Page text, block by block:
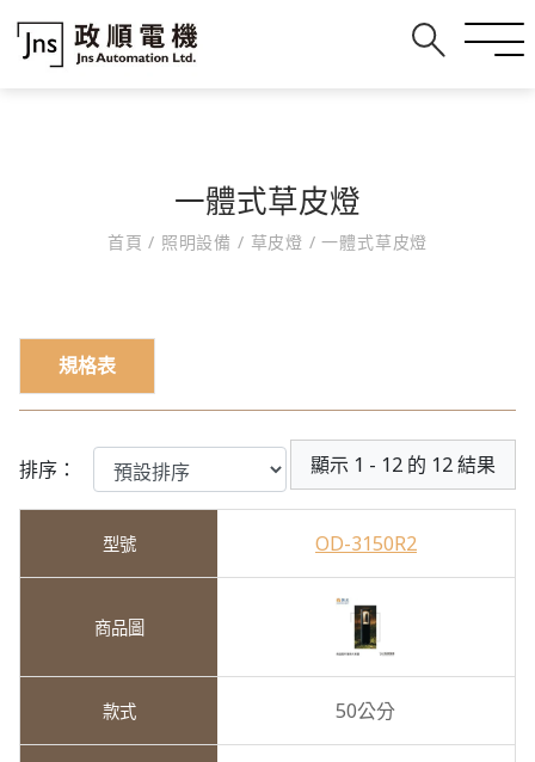
一體式草皮燈
首頁/ 照明設備 / 草皮燈 / 一體式草皮燈
規格表
排序： 顯示 1 - 12 的 12 結果
OD-3150R2
50公分